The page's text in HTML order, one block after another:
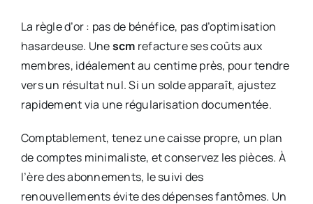
La règle d’or : pas de bénéfice, pas d’optimisation
hasardeuse. Unescm refacture ses coûts aux
membres, idéalement au centime près, pour tendre
vers un résultat nul. Si un solde apparaît, ajustez
rapidement via une régularisation documentée.
Comptablement, tenez une caisse propre, un plan
de comptes minimaliste, et conservez les pièces. À
l’ère des abonnements, le suivi des
renouvellements évite des dépenses fantômes. Un